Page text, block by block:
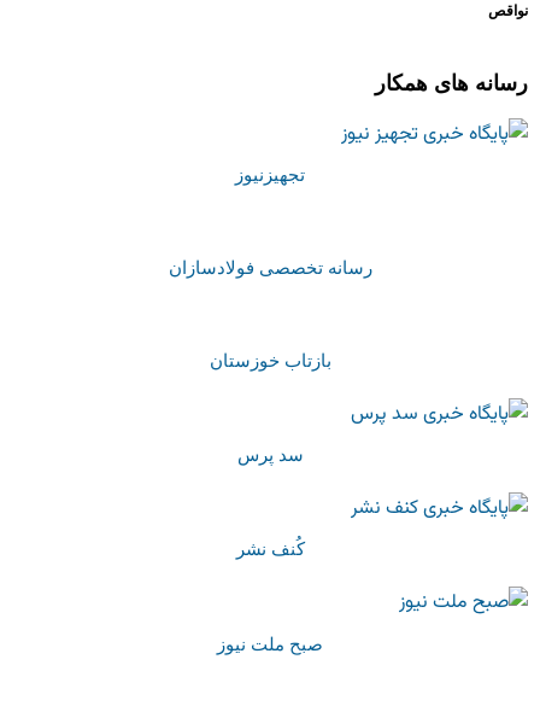
نواقص
رسانه های همکار
تجهیزنیوز
رسانه تخصصی فولادسازان
بازتاب خوزستان
سد پرس
کُنف نشر
صبح ملت نیوز